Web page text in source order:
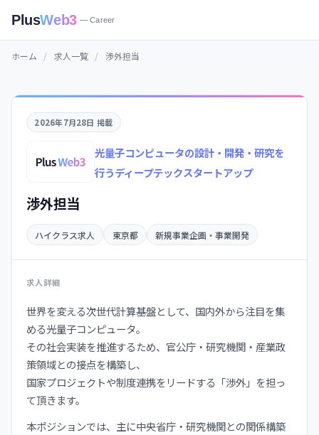
PlusWeb3 — Career
ホーム / 求人一覧 / 渉外担当
2026年7月28日 掲載
光量子コンピュータの設計・開発・研究を
行うディープテックスタートアップ
渉外担当
ハイクラス求人 東京都 新規事業企画・事業開発
求人詳細
世界を変える次世代計算基盤として、国内外から注目を集
める光量子コンピュータ。
その社会実装を推進するため、官公庁・研究機関・産業政
策領域との接点を構築し、
国家プロジェクトや制度連携をリードする「渉外」を担っ
て頂きます。
本ポジションでは、主に中央省庁・研究機関との関係構築